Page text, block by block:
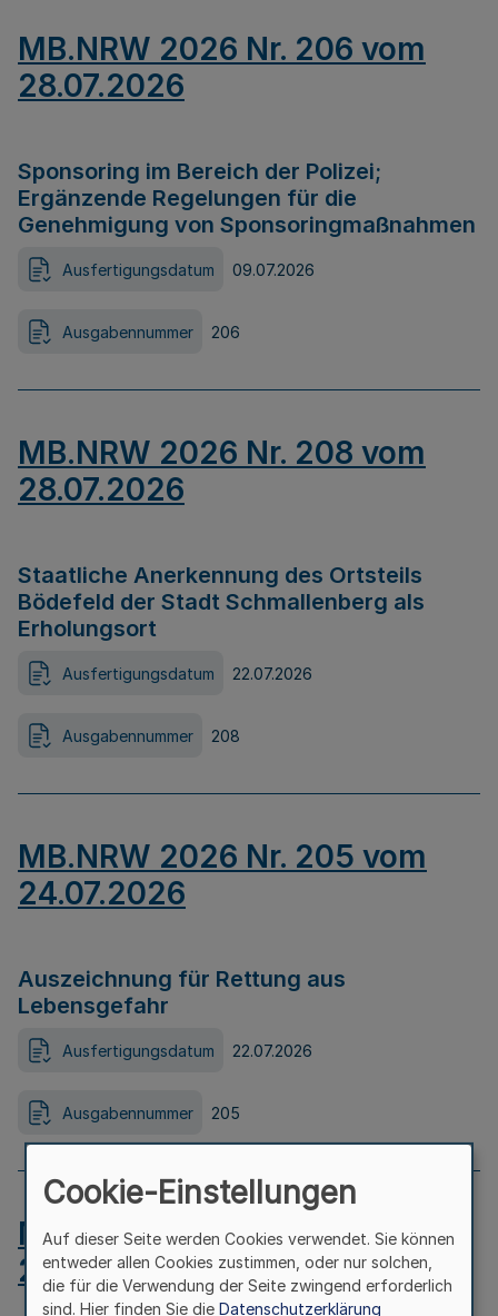
MB.NRW 2026 Nr. 206 vom
28.07.2026
Sponsoring im Bereich der Polizei;
Ergänzende Regelungen für die
Genehmigung von Sponsoringmaßnahmen
Ausfertigungsdatum 09.07.2026
Ausgabennummer 206
MB.NRW 2026 Nr. 208 vom
28.07.2026
Staatliche Anerkennung des Ortsteils
Bödefeld der Stadt Schmallenberg als
Erholungsort
Ausfertigungsdatum 22.07.2026
Ausgabennummer 208
MB.NRW 2026 Nr. 205 vom
24.07.2026
Auszeichnung für Rettung aus
Lebensgefahr
Ausfertigungsdatum 22.07.2026
Ausgabennummer 205
MB.NRW 2026 Nr. 204 vom
24.07.2026
Cookie-Einstellungen
Auf dieser Seite werden Cookies verwendet. Sie können
entweder allen Cookies zustimmen, oder nur solchen,
die für die Verwendung der Seite zwingend erforderlich
sind. Hier finden Sie die Datenschutzerklärung